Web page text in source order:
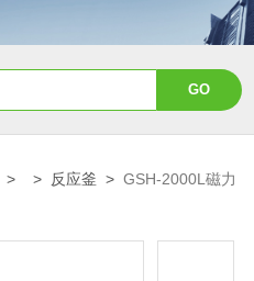
> > 反应釜 >GSH-2000L磁力